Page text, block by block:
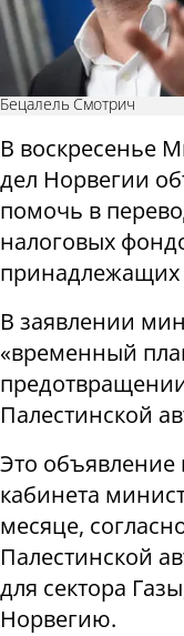
Бецалель Смотрич
В воскресенье
дел Норвегии
помочь в
налоговых
В заявлении
«временный
Палестинской
Это
кабинета
месяце,
Палестинской
для сектора
Норвегию.